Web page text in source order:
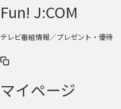
Fun! J:COM
テレビ番組情報／プレゼント・優待
マイページ